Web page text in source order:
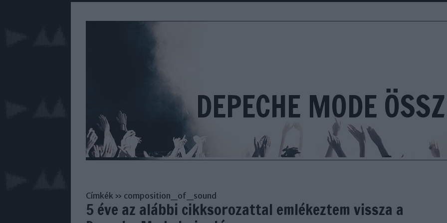
DEPECHE MODE
Címkék » composition_of_sound
5 éve az alábbi cikksorozattal emlékeztem vissza a